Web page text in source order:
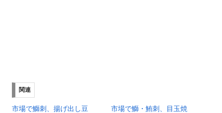
関連
市場で鰤刺、揚げ出し豆
市場で鰤・鮪刺、目玉焼